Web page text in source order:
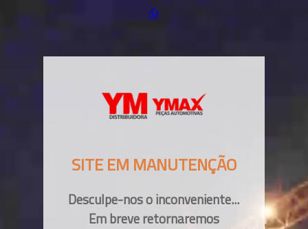
SITE EM MANUTENÇÃO
Desculpe-nos o inconveniente...
Em breve retornaremos